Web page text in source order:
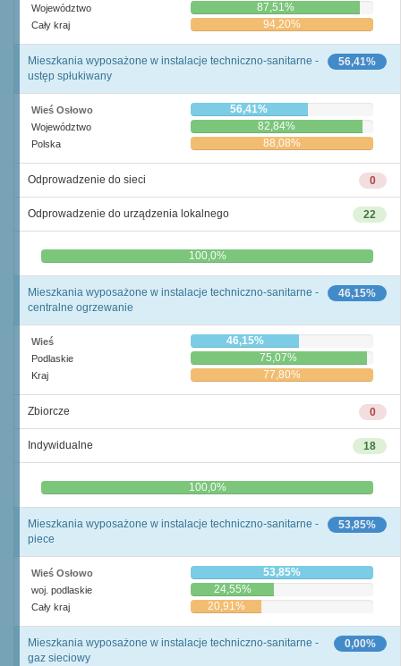
Województwo 87,51%
Cały kraj 94,20%
56,41%
Mieszkania wyposażone w instalacje techniczno-sanitarne -
ustęp spłukiwany
Wieś Osłowo 56,41%
Województwo 82,84%
Polska 88,08%
0
Odprowadzenie do sieci
22
Odprowadzenie do urządzenia lokalnego
0,0% 100,0%
46,15%
Mieszkania wyposażone w instalacje techniczno-sanitarne -
centralne ogrzewanie
Wieś 46,15%
Podlaskie 75,07%
Kraj 77,80%
0
Zbiorcze
18
Indywidualne
0,0% 100,0%
53,85%
Mieszkania wyposażone w instalacje techniczno-sanitarne -
piece
Wieś Osłowo 53,85%
woj. podlaskie 24,55%
Cały kraj 20,91%
0,00%
Mieszkania wyposażone w instalacje techniczno-sanitarne -
gaz sieciowy